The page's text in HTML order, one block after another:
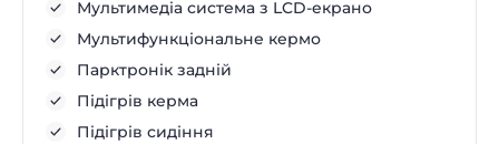
Мультимедіа система з LCD-екрано
Мультифункціональне кермо
Парктронік задній
Підігрів керма
Підігрів сидіння